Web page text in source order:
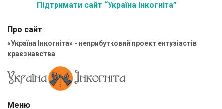
Підтримати сайт “Україна Інкогніта”
Про сайт
«Україна Інкогніта» - неприбутковий проект ентузіастів
краєзнавства.
Меню